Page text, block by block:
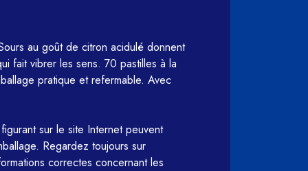
au goût de citron acidulé donnent
fait vibrer les sens. 70 pastilles à la
pratique et refermable. Avec
sur le site Internet peuvent
Regardez toujours sur
correctes concernant les